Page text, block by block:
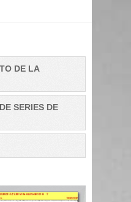
DE LA
SERIES DE